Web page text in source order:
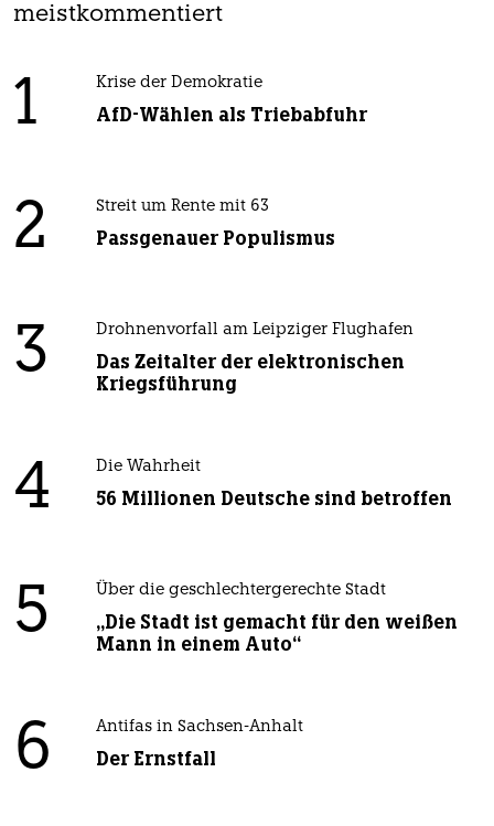
meistkommentiert
1 Krise der Demokratie
AfD-Wählen als Triebabfuhr
2 Streit um Rente mit 63
Passgenauer Populismus
3 Drohnenvorfall am Leipziger Flughafen
Das Zeitalter der elektronischen
Kriegsführung
4 Die Wahrheit
56 Millionen Deutsche sind betroffen
5 Über die geschlechtergerechte Stadt
„Die Stadt ist gemacht für den weißen
Mann in einem Auto“
6 Antifas in Sachsen-Anhalt
Der Ernstfall